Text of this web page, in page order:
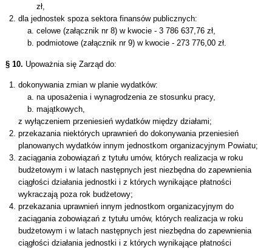
zł,
dla jednostek spoza sektora finansów publicznych:
celowe (załącznik nr 8) w kwocie - 3 786 637,76 zł,
podmiotowe (załącznik nr 9) w kwocie - 273 776,00 zł.
§ 10. Upoważnia się Zarząd do:
dokonywania zmian w planie wydatków:
na uposażenia i wynagrodzenia ze stosunku pracy,
majątkowych,
z wyłączeniem przeniesień wydatków między działami;
przekazania niektórych uprawnień do dokonywania przeniesień
planowanych wydatków innym jednostkom organizacyjnym Powiatu;
zaciągania zobowiązań z tytułu umów, których realizacja w roku
budżetowym i w latach następnych jest niezbędna do zapewnienia
ciągłości działania jednostki i z których wynikające płatności
wykraczają poza rok budżetowy;
przekazania uprawnień innym jednostkom organizacyjnym do
zaciągania zobowiązań z tytułu umów, których realizacja w roku
budżetowym i w latach następnych jest niezbędna do zapewnienia
ciągłości działania jednostki i z których wynikające płatności